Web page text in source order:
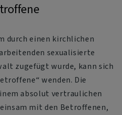
durch einen kirchlichen
sexualisierte
zugefügt wurde, kann sich
wenden. Die
absolut vertraulichen
mit den Betroffenen,